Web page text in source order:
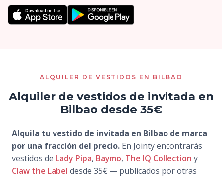
ALQUILER DE VESTIDOS EN BILBAO
Alquiler de vestidos de invitada en
Bilbao desde 35€
Alquila tu vestido de invitada en Bilbao de marca
por una fracción del precio. En Jointy encontrarás
vestidos de Lady Pipa, Baymo, The IQ Collection y
Claw the Label desde 35€ — publicados por otras